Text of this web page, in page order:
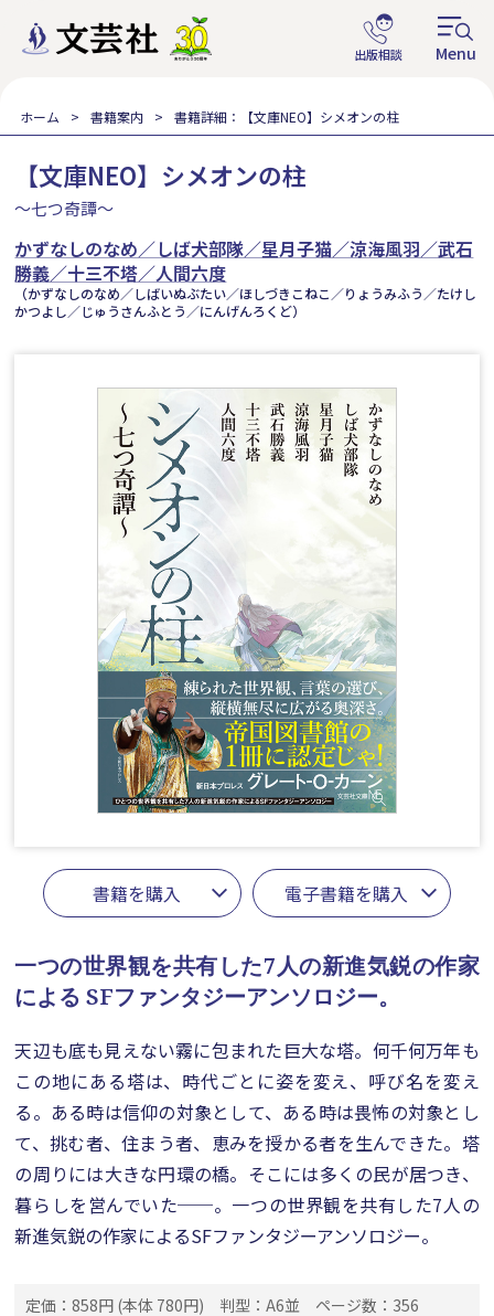
ホーム 書籍案内 書籍詳細：【文庫NEO】シメオンの柱
【文庫NEO】シメオンの柱
～七つ奇譚～
かずなしのなめ／しば犬部隊／星月子猫／涼海風羽／武石
勝義／十三不塔／人間六度
（かずなしのなめ／しばいぬぶたい／ほしづきこねこ／りょうみふう／たけし
かつよし／じゅうさんふとう／にんげんろくど）
書籍を購入 電子書籍を購入
一つの世界観を共有した7人の新進気鋭の作家
による SFファンタジーアンソロジー。
天辺も底も見えない霧に包まれた巨大な塔。何千何万年も
この地にある塔は、時代ごとに姿を変え、呼び名を変え
る。ある時は信仰の対象として、ある時は畏怖の対象とし
て、挑む者、住まう者、恵みを授かる者を生んできた。塔
の周りには大きな円環の橋。そこには多くの民が居つき、
暮らしを営んでいた──。一つの世界観を共有した7人の
新進気鋭の作家によるSFファンタジーアンソロジー。
定価：858円 (本体 780円) 判型：A6並
ページ数：356